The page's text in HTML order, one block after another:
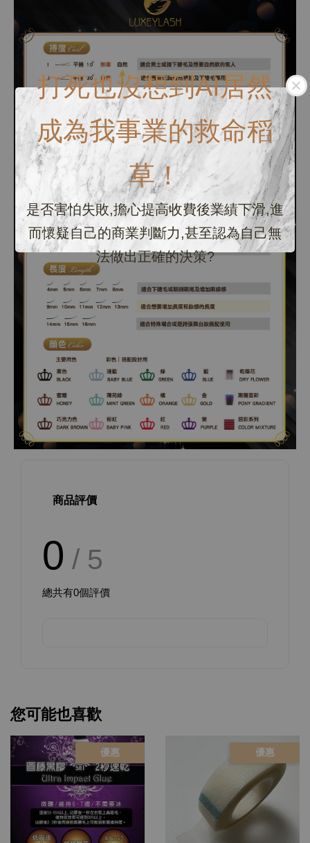
打死也沒想到AI居然
成為我事業的救命稻
草！
是否害怕失敗,擔心提高收費後業績下滑,進
而懷疑自己的商業判斷力,甚至認為自己無
法做出正確的決策?
商品評價
0 / 5
總共有0個評價
您可能也喜歡
優惠 優惠